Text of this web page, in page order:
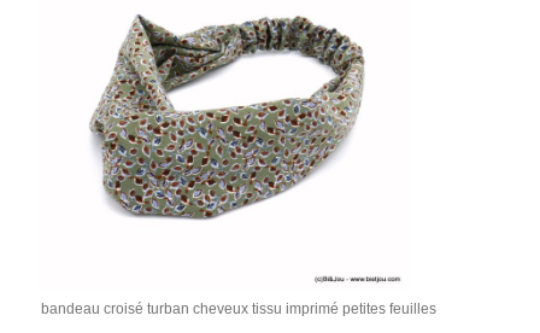
bandeau croisé turban cheveux tissu imprimé petites feuilles